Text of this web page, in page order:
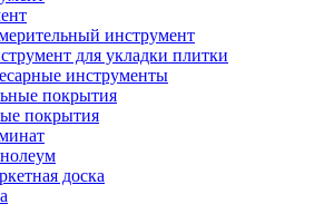
инструмент
для укладки плитки
инструменты
покрытия
доска